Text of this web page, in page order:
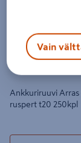
Ankkuriruuvi Arras
ruspert t20 250kpl
Vain